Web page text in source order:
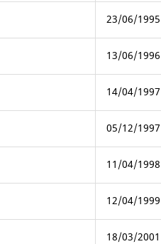
23/06/1995
13/06/1996
14/04/1997
05/12/1997
11/04/1998
12/04/1999
18/03/2001